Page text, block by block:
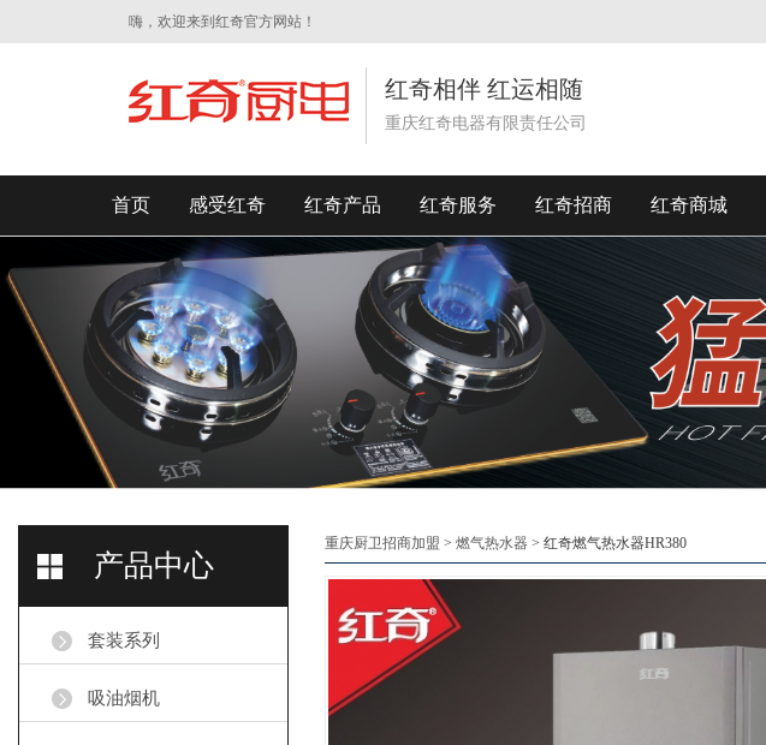
嗨，欢迎来到红奇官方网站！
红奇相伴 红运相随
重庆红奇电器有限责任公司
首页 感受红奇 红奇产品 红奇服务 红奇招商 红奇商城
产品中心
套装系列
吸油烟机
重庆厨卫招商加盟 >燃气热水器 > 红奇燃气热水器HR380